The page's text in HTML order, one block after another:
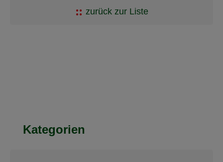
zurück zur Liste
Kategorien